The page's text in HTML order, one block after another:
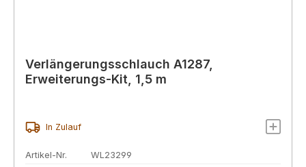
Verlängerungsschlauch A1287,
Erweiterungs-Kit, 1,5 m
In Zulauf
Artikel-Nr.
WL23299